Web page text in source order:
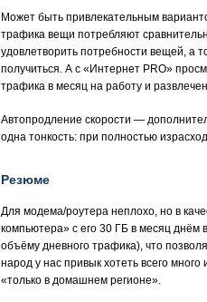
Может быть привлекательным
трафика вещи потребляют
удовлетворить потребности вещей, а
получиться. А с «Интернет PRO»
трафика в месяц на работу и
Автопродление скорости —
одна тонкость: при полностью
Резюме
Для модема/роутера неплохо, но в
компьютера» с его 30 ГБ в месяц днём
объёму дневного трафика), что
народ у нас привык хотеть всего
«только в домашнем регионе».